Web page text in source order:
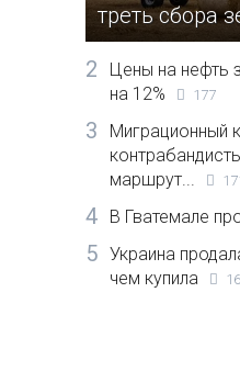
треть сбора
2
Цены на нефть
на 12%
177
3
Миграционный
маршрут...
4 В Гватемале
5
Украина
чем купила